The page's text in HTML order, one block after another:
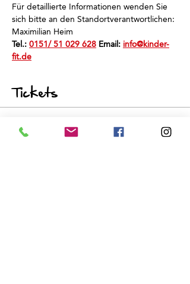
Für detaillierte Informationen wenden Sie
sich bitte an den Standortverantwortlichen:
Maximilian Heim
Tel.: 0151/ 51 029 628 Email: info@kinder-
fit.de
Tickets
Sale ended